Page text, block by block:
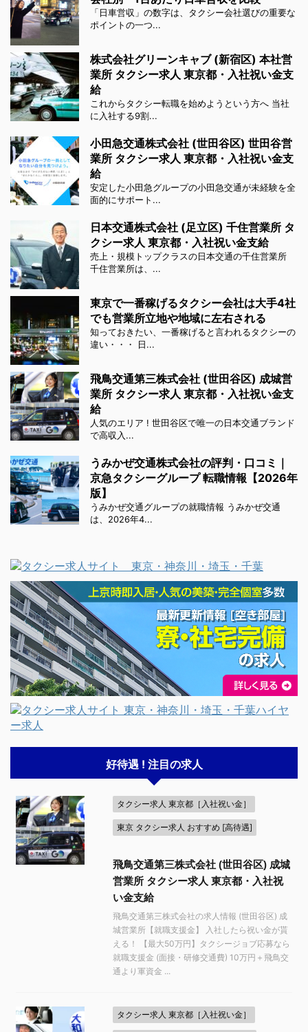
「日車営収」の数字は、タクシー会社選びの重要な
ポイントの一つ...
株式会社グリーンキャブ (新宿区) 本社営
業所 タクシー求人 東京都・入社祝い金支
給
これからタクシー転職を始めようという方へ 当社
に入社する9割...
小田急交通株式会社 (世田谷区) 世田谷営
業所 タクシー求人 東京都・入社祝い金支
給
安定した小田急グループの小田急交通が未経験を全
面的にサポート...
日本交通株式会社 (足立区) 千住営業所 タ
クシー求人 東京都・入社祝い金支給
売上・規模トップクラスの日本交通の千住営業所
千住営業所は、...
東京で一番稼げるタクシー会社は大手4社
でも営業所立地や地域に左右される
知っておきたい、一番稼げると言われるタクシーの
違い・・・ 日...
飛鳥交通第三株式会社 (世田谷区) 成城営
業所 タクシー求人 東京都・入社祝い金支
給
人気のエリア ! 世田谷区で唯一の日本交通ブランド
で高収入...
うみかぜ交通株式会社の評判・口コミ｜
京急タクシーグループ 転職情報【2026年
版】
うみかぜ交通グループの就職情報 うみかぜ交通
は、2026年4...
好待遇 ! 注目の求人
タクシー求人 東京都［入社祝い金］
東京 タクシー求人 おすすめ [高待遇]
飛鳥交通第三株式会社 (世田谷区) 成城
営業所 タクシー求人 東京都・入社祝
い金支給
飛鳥交通第三株式会社の求人情報 (世田谷区) 成
城営業所【就職支援金】 入社したら祝い金が貰
える！ 【最大50万円】タクシージョブ応募なら
就職支援金 (面接・研修交通費) 10万円＋飛鳥交
通より軍資金 ...
タクシー求人 東京都［入社祝い金］